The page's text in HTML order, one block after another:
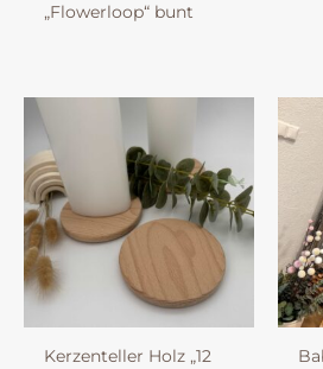
„Flowerloop“ bunt
Kerzenteller Holz „12